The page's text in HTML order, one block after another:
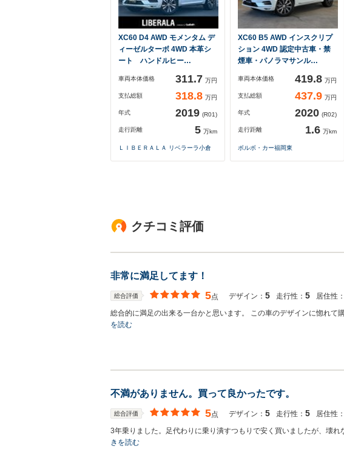
XC60 D4 AWD モメンタム デ
ィーゼルターボ 4WD 本革シ
ート ハンドルヒー…
車両本体価格 311.7 万円
支払総額 318.8 万円
年式 2019 (R01)
走行距離 5 万km
ＬＩＢＥＲＡＬＡ リベラーラ小倉
XC60 B5 AWD インスクリプ
ション 4WD 認定中古車・禁
煙車・パノラマサンル…
車両本体価格 419.8 万円
支払総額 437.9 万円
年式 2020 (R02)
走行距離 1.6 万km
ボルボ・カー福岡東
クチコミ評価
非常に満足してます！
総合評価 5点 デザイン： 5 走行性： 5 居住性：
総合的に満足の出来る一台かと思います。 この車のデザインに惚れ
を読む
不満がありません。買って良かったです。
総合評価 5点 デザイン： 5 走行性： 5 居住性：
3年乗りました。足代わりに乗り潰すつもりで安く買いましたが、壊
きを読む